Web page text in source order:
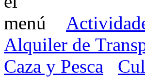
Alquiler de
Caza y Pesca